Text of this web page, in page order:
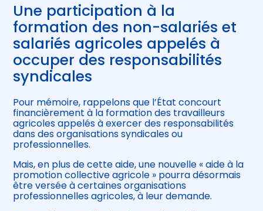
Une participation à la
formation des non-salariés et
salariés agricoles appelés à
occuper des responsabilités
syndicales
Pour mémoire, rappelons que l’État concourt
financièrement à la formation des travailleurs
agricoles appelés à exercer des responsabilités
dans des organisations syndicales ou
professionnelles.
Mais, en plus de cette aide, une nouvelle « aide à la
promotion collective agricole » pourra désormais
être versée à certaines organisations
professionnelles agricoles, à leur demande.